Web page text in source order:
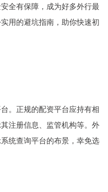
全有保障，成为好多外行最
用的避坑指南，助你快速初
。正规的配资平台应持有相
注册信息、监管机构等。外
统查询平台的布景，幸免选